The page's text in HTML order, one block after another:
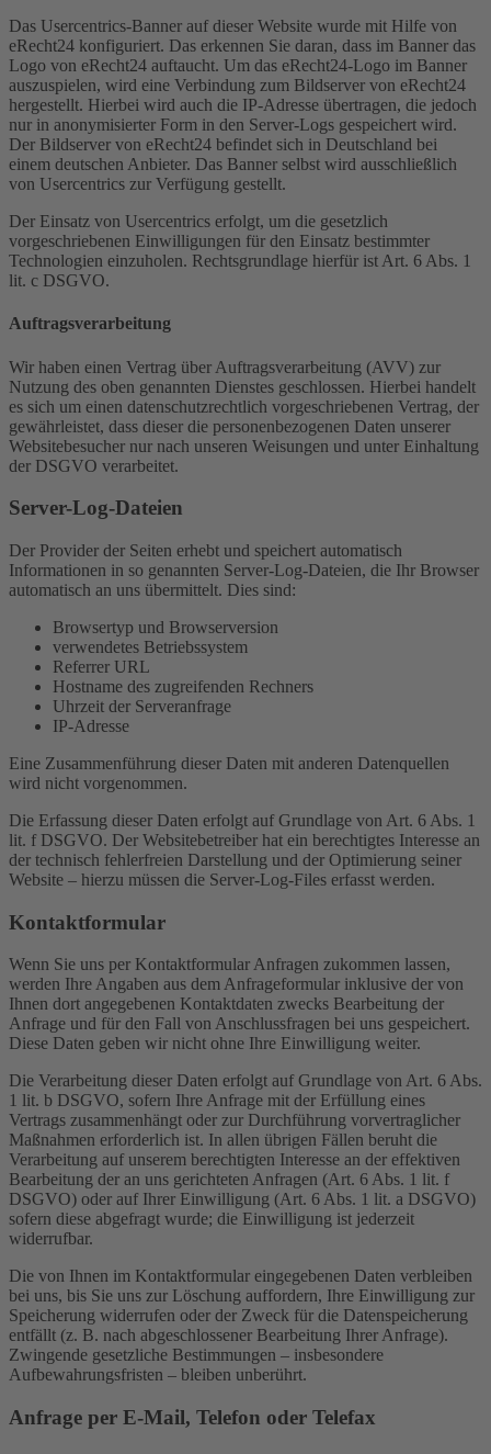
Das Usercentrics-Banner auf dieser Website wurde mit Hilfe von
eRecht24 konfiguriert. Das erkennen Sie daran, dass im Banner das
Logo von eRecht24 auftaucht. Um das eRecht24-Logo im Banner
auszuspielen, wird eine Verbindung zum Bildserver von eRecht24
hergestellt. Hierbei wird auch die IP-Adresse übertragen, die jedoch
nur in anonymisierter Form in den Server-Logs gespeichert wird.
Der Bildserver von eRecht24 befindet sich in Deutschland bei
einem deutschen Anbieter. Das Banner selbst wird ausschließlich
von Usercentrics zur Verfügung gestellt.
Der Einsatz von Usercentrics erfolgt, um die gesetzlich
vorgeschriebenen Einwilligungen für den Einsatz bestimmter
Technologien einzuholen. Rechtsgrundlage hierfür ist Art. 6 Abs. 1
lit. c DSGVO.
Auftragsverarbeitung
Wir haben einen Vertrag über Auftragsverarbeitung (AVV) zur
Nutzung des oben genannten Dienstes geschlossen. Hierbei handelt
es sich um einen datenschutzrechtlich vorgeschriebenen Vertrag, der
gewährleistet, dass dieser die personenbezogenen Daten unserer
Websitebesucher nur nach unseren Weisungen und unter Einhaltung
der DSGVO verarbeitet.
Server-Log-Dateien
Der Provider der Seiten erhebt und speichert automatisch
Informationen in so genannten Server-Log-Dateien, die Ihr Browser
automatisch an uns übermittelt. Dies sind:
Browsertyp und Browserversion
verwendetes Betriebssystem
Referrer URL
Hostname des zugreifenden Rechners
Uhrzeit der Serveranfrage
IP-Adresse
Eine Zusammenführung dieser Daten mit anderen Datenquellen
wird nicht vorgenommen.
Die Erfassung dieser Daten erfolgt auf Grundlage von Art. 6 Abs. 1
lit. f DSGVO. Der Websitebetreiber hat ein berechtigtes Interesse an
der technisch fehlerfreien Darstellung und der Optimierung seiner
Website – hierzu müssen die Server-Log-Files erfasst werden.
Kontaktformular
Wenn Sie uns per Kontaktformular Anfragen zukommen lassen,
werden Ihre Angaben aus dem Anfrageformular inklusive der von
Ihnen dort angegebenen Kontaktdaten zwecks Bearbeitung der
Anfrage und für den Fall von Anschlussfragen bei uns gespeichert.
Diese Daten geben wir nicht ohne Ihre Einwilligung weiter.
Die Verarbeitung dieser Daten erfolgt auf Grundlage von Art. 6 Abs.
1 lit. b DSGVO, sofern Ihre Anfrage mit der Erfüllung eines
Vertrags zusammenhängt oder zur Durchführung vorvertraglicher
Maßnahmen erforderlich ist. In allen übrigen Fällen beruht die
Verarbeitung auf unserem berechtigten Interesse an der effektiven
Bearbeitung der an uns gerichteten Anfragen (Art. 6 Abs. 1 lit. f
DSGVO) oder auf Ihrer Einwilligung (Art. 6 Abs. 1 lit. a DSGVO)
sofern diese abgefragt wurde; die Einwilligung ist jederzeit
widerrufbar.
Die von Ihnen im Kontaktformular eingegebenen Daten verbleiben
bei uns, bis Sie uns zur Löschung auffordern, Ihre Einwilligung zur
Speicherung widerrufen oder der Zweck für die Datenspeicherung
entfällt (z. B. nach abgeschlossener Bearbeitung Ihrer Anfrage).
Zwingende gesetzliche Bestimmungen – insbesondere
Aufbewahrungsfristen – bleiben unberührt.
Anfrage per E-Mail, Telefon oder Telefax